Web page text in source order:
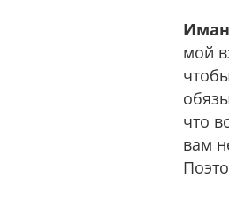
мой
что
вам